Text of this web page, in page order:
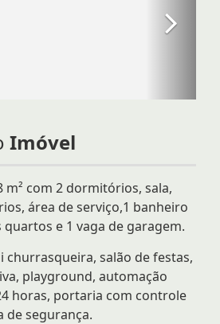
Imóvel
com 2 dormitórios, sala,
área de serviço,1 banheiro
e 1 vaga de garagem.
churrasqueira, salão de festas,
playground, automação
horas, portaria com controle
de segurança.